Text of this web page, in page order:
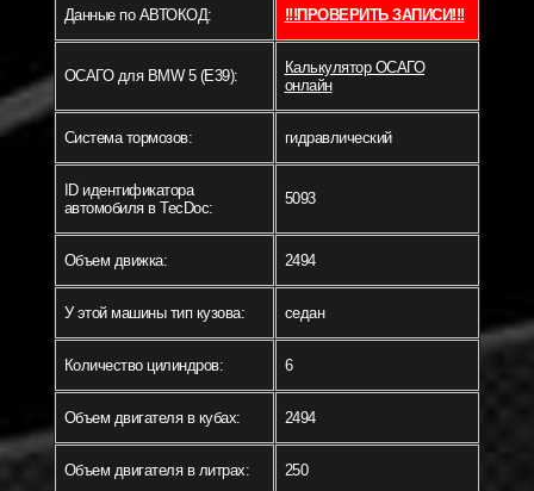
Данные по АВТОКОД: !!!ПРОВЕРИТЬ ЗАПИСИ!!!
ОСАГО для BMW 5 (E39):
Калькулятор ОСАГО
онлайн
Система тормозов: гидравлический
ID идентификатора
автомобиля в TecDoc:
5093
Объем движка: 2494
У этой машины тип кузова: седан
Количество цилиндров: 6
Объем двигателя в кубах: 2494
Объем двигателя в литрах: 250